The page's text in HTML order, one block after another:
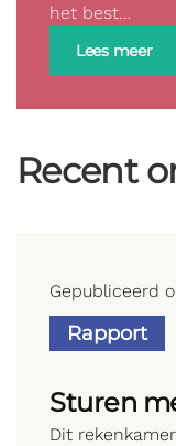
het best…
Lees meer
Recent
Gepubliceerd
Rapport
Sturen
Dit